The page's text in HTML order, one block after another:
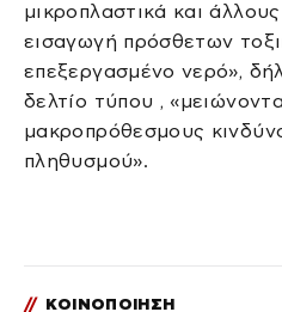
μικροπλαστικά και
εισαγωγή πρόσθετων
επεξεργασμένο νερό»,
δελτίο τύπου ,
μακροπρόθεσμους
πληθυσμού».
// ΚΟΙΝΟΠΟΙΗΣΗ